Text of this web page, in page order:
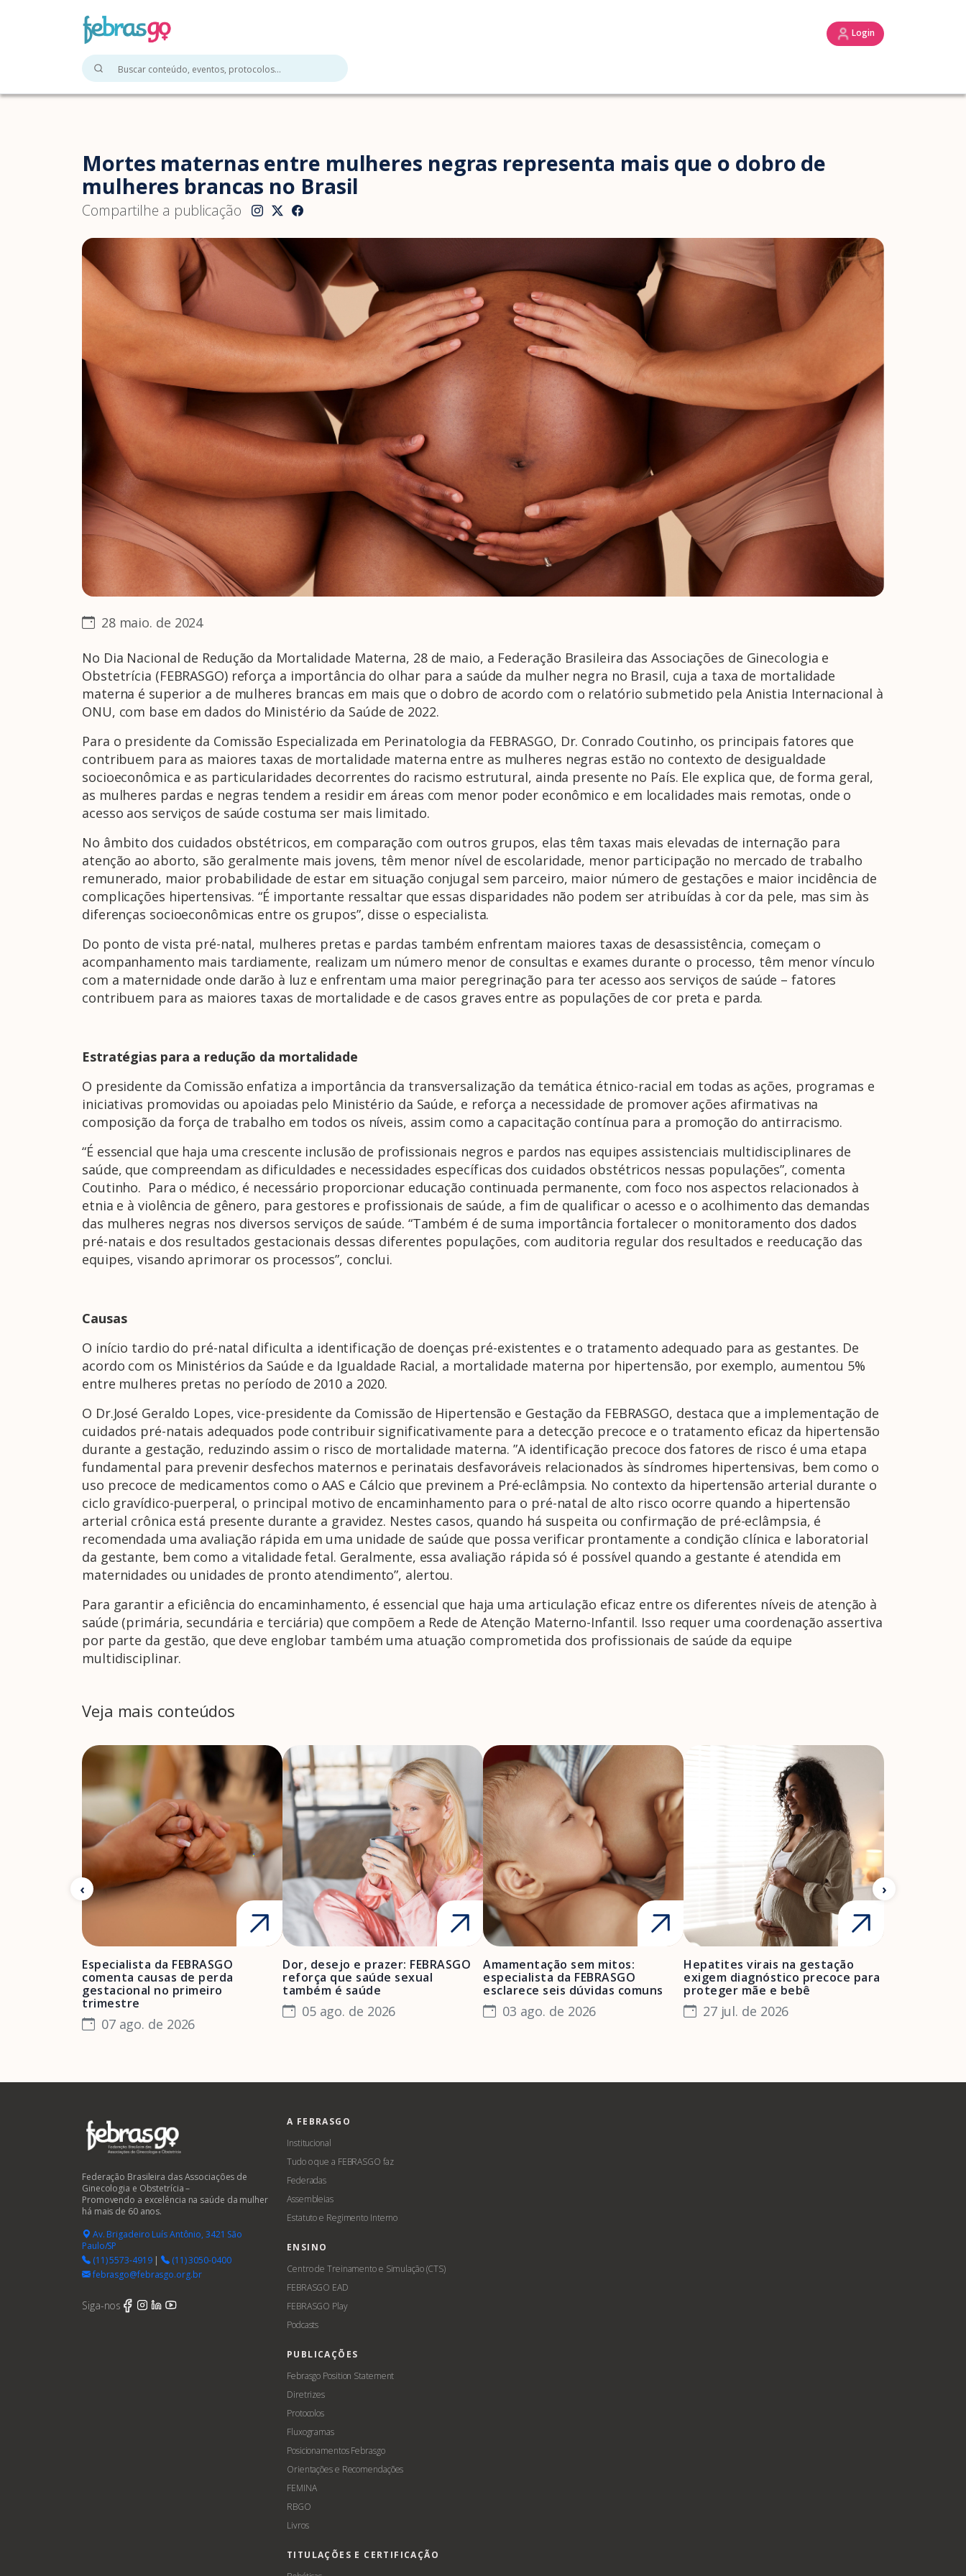
Login
A Febrasgo Ensino
Mortes maternas entre mulheres negras representa mais que o dobro de
mulheres brancas no Brasil
Compartilhe a publicação
28 maio. de 2024
No Dia Nacional de Redução da Mortalidade Materna, 28 de maio, a Federação Brasileira das Associações de Ginecologia e
Obstetrícia (FEBRASGO) reforça a importância do olhar para a saúde da mulher negra no Brasil, cuja a taxa de mortalidade
materna é superior a de mulheres brancas em mais que o dobro de acordo com o relatório submetido pela Anistia Internacional à
ONU, com base em dados do Ministério da Saúde de 2022.
Para o presidente da Comissão Especializada em Perinatologia da FEBRASGO, Dr. Conrado Coutinho, os principais fatores que
contribuem para as maiores taxas de mortalidade materna entre as mulheres negras estão no contexto de desigualdade
socioeconômica e as particularidades decorrentes do racismo estrutural, ainda presente no País. Ele explica que, de forma geral,
as mulheres pardas e negras tendem a residir em áreas com menor poder econômico e em localidades mais remotas, onde o
acesso aos serviços de saúde costuma ser mais limitado.
No âmbito dos cuidados obstétricos, em comparação com outros grupos, elas têm taxas mais elevadas de internação para
atenção ao aborto, são geralmente mais jovens, têm menor nível de escolaridade, menor participação no mercado de trabalho
remunerado, maior probabilidade de estar em situação conjugal sem parceiro, maior número de gestações e maior incidência de
complicações hipertensivas. “É importante ressaltar que essas disparidades não podem ser atribuídas à cor da pele, mas sim às
diferenças socioeconômicas entre os grupos”, disse o especialista.
Do ponto de vista pré-natal, mulheres pretas e pardas também enfrentam maiores taxas de desassistência, começam o
acompanhamento mais tardiamente, realizam um número menor de consultas e exames durante o processo, têm menor vínculo
com a maternidade onde darão à luz e enfrentam uma maior peregrinação para ter acesso aos serviços de saúde – fatores
contribuem para as maiores taxas de mortalidade e de casos graves entre as populações de cor preta e parda.
Estratégias para a redução da mortalidade
O presidente da Comissão enfatiza a importância da transversalização da temática étnico-racial em todas as ações, programas e
iniciativas promovidas ou apoiadas pelo Ministério da Saúde, e reforça a necessidade de promover ações afirmativas na
composição da força de trabalho em todos os níveis, assim como a capacitação contínua para a promoção do antirracismo.
“É essencial que haja uma crescente inclusão de profissionais negros e pardos nas equipes assistenciais multidisciplinares de
saúde, que compreendam as dificuldades e necessidades específicas dos cuidados obstétricos nessas populações”, comenta
Coutinho. Para o médico, é necessário proporcionar educação continuada permanente, com foco nos aspectos relacionados à
etnia e à violência de gênero, para gestores e profissionais de saúde, a fim de qualificar o acesso e o acolhimento das demandas
das mulheres negras nos diversos serviços de saúde. “Também é de suma importância fortalecer o monitoramento dos dados
pré-natais e dos resultados gestacionais dessas diferentes populações, com auditoria regular dos resultados e reeducação das
equipes, visando aprimorar os processos”, conclui.
Causas
O início tardio do pré-natal dificulta a identificação de doenças pré-existentes e o tratamento adequado para as gestantes. De
acordo com os Ministérios da Saúde e da Igualdade Racial, a mortalidade materna por hipertensão, por exemplo, aumentou 5%
entre mulheres pretas no período de 2010 a 2020.
O Dr.José Geraldo Lopes, vice-presidente da Comissão de Hipertensão e Gestação da FEBRASGO, destaca que a implementação de
cuidados pré-natais adequados pode contribuir significativamente para a detecção precoce e o tratamento eficaz da hipertensão
durante a gestação, reduzindo assim o risco de mortalidade materna. ”A identificação precoce dos fatores de risco é uma etapa
fundamental para prevenir desfechos maternos e perinatais desfavoráveis relacionados às síndromes hipertensivas, bem como o
uso precoce de medicamentos como o AAS e Cálcio que previnem a Pré-eclâmpsia. No contexto da hipertensão arterial durante o
ciclo gravídico-puerperal, o principal motivo de encaminhamento para o pré-natal de alto risco ocorre quando a hipertensão
arterial crônica está presente durante a gravidez. Nestes casos, quando há suspeita ou confirmação de pré-eclâmpsia, é
recomendada uma avaliação rápida em uma unidade de saúde que possa verificar prontamente a condição clínica e laboratorial
da gestante, bem como a vitalidade fetal. Geralmente, essa avaliação rápida só é possível quando a gestante é atendida em
maternidades ou unidades de pronto atendimento”, alertou.
Para garantir a eficiência do encaminhamento, é essencial que haja uma articulação eficaz entre os diferentes níveis de atenção à
saúde (primária, secundária e terciária) que compõem a Rede de Atenção Materno-Infantil. Isso requer uma coordenação assertiva
por parte da gestão, que deve englobar também uma atuação comprometida dos profissionais de saúde da equipe
multidisciplinar.
Veja mais conteúdos
Especialista da FEBRASGO
comenta causas de perda
gestacional no primeiro
trimestre
07 ago. de 2026
Dor, desejo e prazer: FEBRASGO
reforça que saúde sexual
também é saúde
05 ago. de 2026
Amamentação sem mitos:
especialista da FEBRASGO
esclarece seis dúvidas comuns
03 ago. de 2026
Hepatites virais na gestação
exigem diagnóstico precoce para
proteger mãe e bebê
27 jul. de 2026
Federação Brasileira das Associações de
Ginecologia e Obstetrícia –
Promovendo a excelência na saúde da mulher
há mais de 60 anos.
Av. Brigadeiro Luís Antônio, 3421 São
Paulo/SP
(11) 5573-4919|
(11) 3050-0400
febrasgo@febrasgo.org.br
Siga-nos
A FEBRASGO
Institucional
Tudo o que a FEBRASGO faz
Federadas
Assembleias
Estatuto e Regimento Interno
ENSINO
Centro de Treinamento e Simulação (CTS)
FEBRASGO EAD
FEBRASGO Play
Podcasts
PUBLICAÇÕES
Febrasgo Position Statement
Diretrizes
Protocolos
Fluxogramas
Posicionamentos Febrasgo
Orientações e Recomendações
FEMINA
RBGO
Livros
TITULAÇÕES E CERTIFICAÇÃO